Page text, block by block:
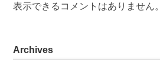
表示できるコメントはありません。
Archives